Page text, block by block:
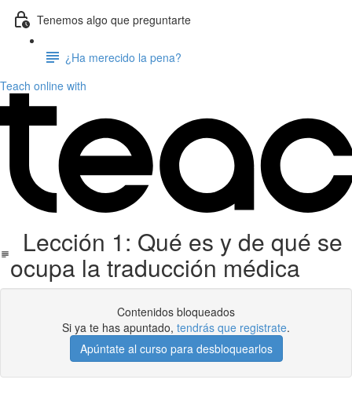
Tenemos algo que preguntarte
¿Ha merecido la pena?
Teach online with
Lección 1: Qué es y de qué se
ocupa la traducción médica
Contenidos bloqueados
Si ya te has apuntado, tendrás que registrate.
Apúntate al curso para desbloquearlos